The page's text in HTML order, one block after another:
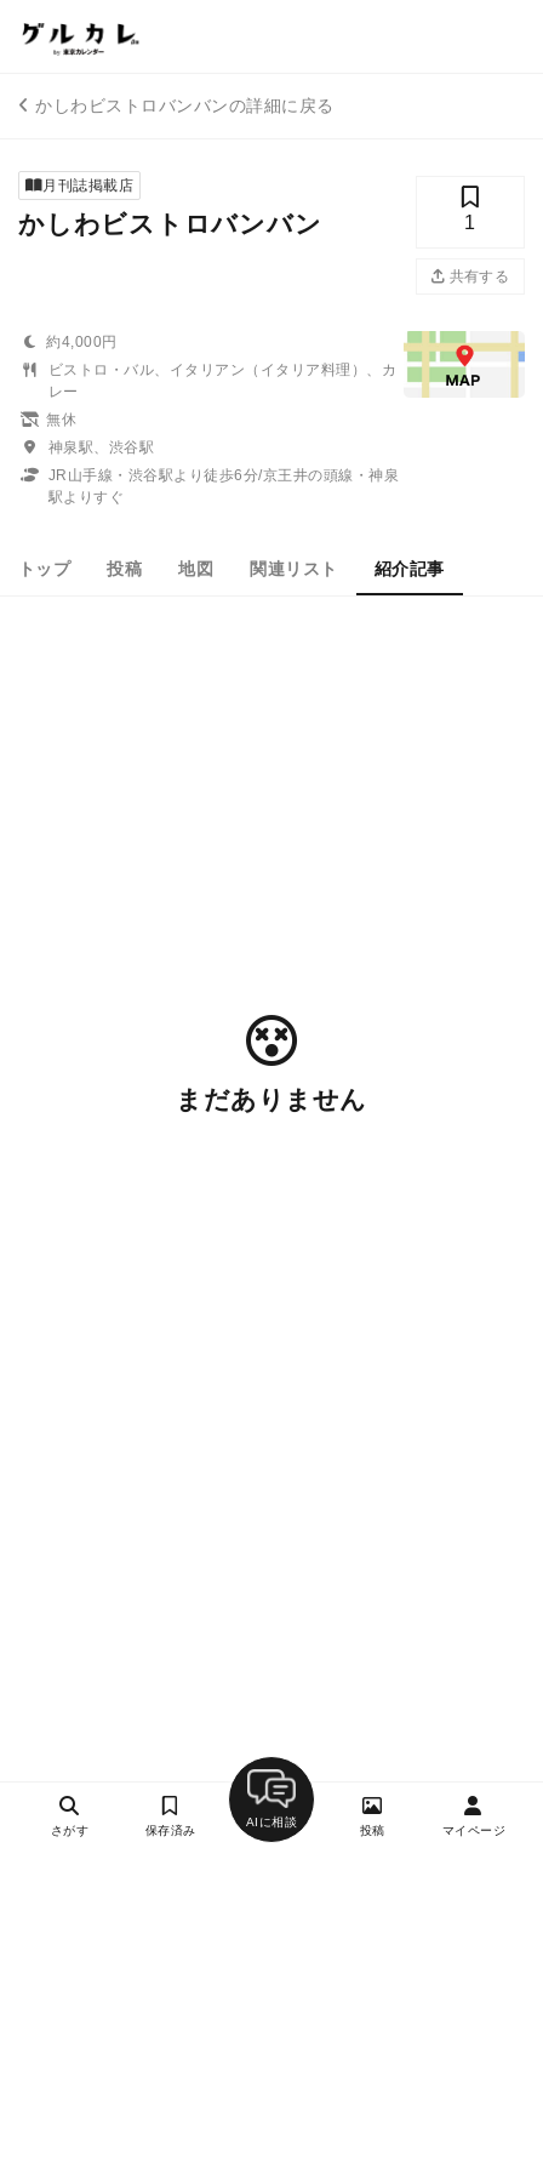
かしわビストロバンバンの詳細に戻る
月刊誌掲載店
かしわビストロバンバン 1
共有する
約4,000円
ビストロ・バル、イタリアン（イタリア料理）、カ
レー
無休
神泉駅、渋谷駅
JR山手線・渋谷駅より徒歩6分/京王井の頭線・神泉
駅よりすぐ
トップ 投稿 地図 関連リスト 紹介記事
まだありません
さがす 保存済み
AIに相談
投稿 マイページ